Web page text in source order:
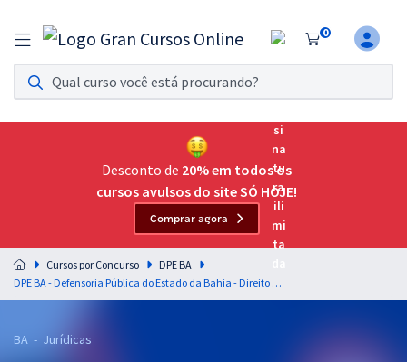
0
Assinatura Ilimitada 11
Acesso a todos os cursos. Teste grátis por 7 dias!
Assinatura OAB Até Passar
Acesso ilimitado a toda preparação para o Exame da
Residências Multiprofissionais
Preparação completa e intensiva para as principais
residências em saúde do Brasil
Desconto de 20% em todos os
cursos avulsos do site SÓ HOJE!
Comprar agora
Cursos por Concurso
DPE BA
DPE BA - Defensoria Pública do Estado da Bahia - Direito do Consumidor para o Cargo de Defensor Público - Professora Keity Satiko
BA - Jurídicas